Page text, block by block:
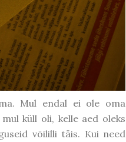
Mul endal ei ole oma
küll oli, kelle aed oleks
võililli täis. Kui need